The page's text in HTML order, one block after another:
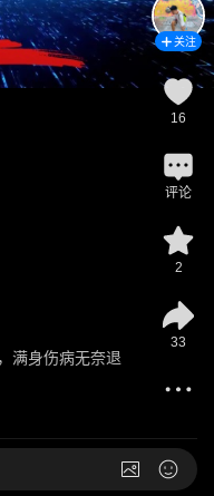
满身伤病无奈退
关注
16
评论
2
33